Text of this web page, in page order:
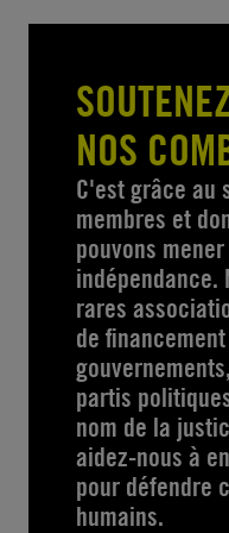
NOS
C'est grâce au
membres et
pouvons
indépendance.
rares
de
partis
nom de la
aidez-nous à
pour défendre
humains.